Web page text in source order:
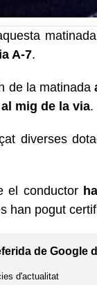
A-7.
de la matinada
mig de la via.
diverses
el conductor
han pogut
de Google
d'actualitat